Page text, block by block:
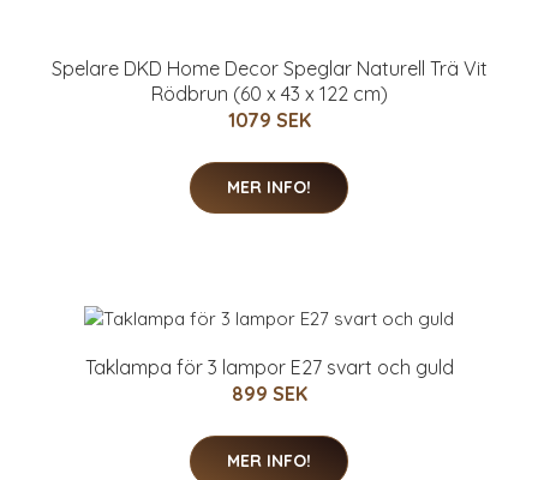
Spelare DKD Home Decor Speglar Naturell Trä Vit
Rödbrun (60 x 43 x 122 cm)
1079 SEK
MER INFO!
Taklampa för 3 lampor E27 svart och guld
899 SEK
MER INFO!